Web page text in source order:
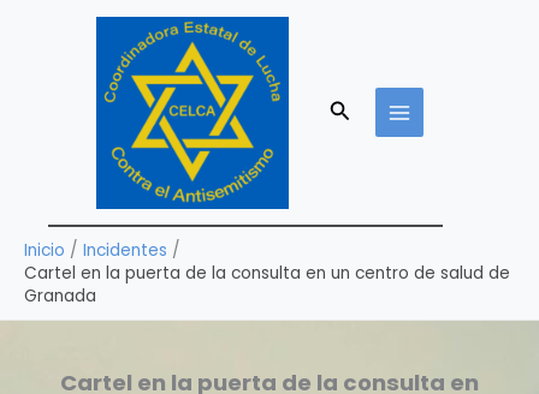
Buscar
Inicio
Incidentes
Cartel en la puerta de la consulta en un centro de salud de
Granada
Cartel en la puerta de la consulta en